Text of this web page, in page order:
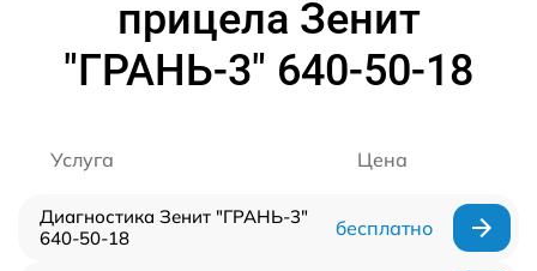
прицела Зенит
"ГРАНЬ-3" 640-50-18
Услуга Цена
Диагностика Зенит "ГРАНЬ-3"
640-50-18
бесплатно